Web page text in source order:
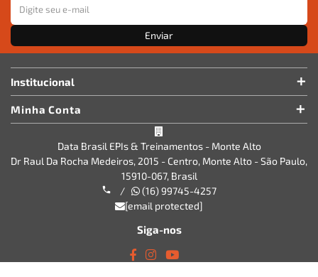
Enviar
Institucional
Minha Conta
Data Brasil EPIs & Treinamentos - Monte Alto
Dr Raul Da Rocha Medeiros, 2015 - Centro, Monte Alto - São Paulo,
15910-067, Brasil
/
(16) 99745-4257
[email protected]
Siga-nos